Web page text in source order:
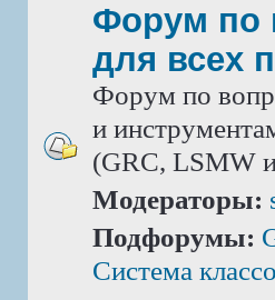
Форум по
для всех
Форум по
и
(GRC, LSMW
Модераторы:
Подфорумы:
Система